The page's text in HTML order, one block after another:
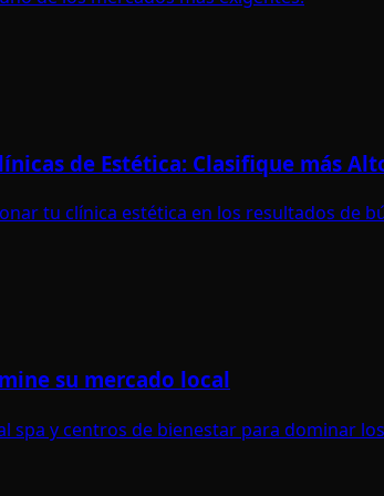
de Estética: Clasifique más
tu clínica estética en los resultados de
su mercado local
spa y centros de bienestar para dominar